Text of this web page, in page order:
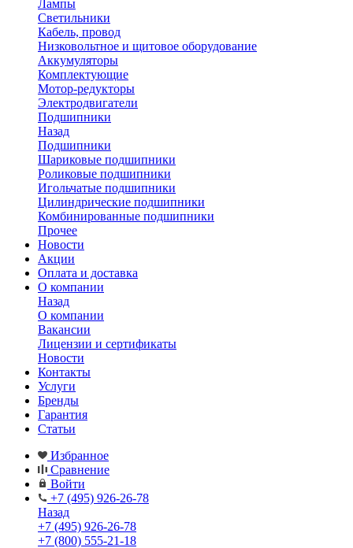
Лампы
Светильники
Кабель, провод
Низковольтное и щитовое оборудование
Аккумуляторы
Комплектующие
Мотор-редукторы
Электродвигатели
Подшипники
Назад
Подшипники
Шариковые подшипники
Роликовые подшипники
Игольчатые подшипники
Цилиндрические подшипники
Комбинированные подшипники
Прочее
Новости
Акции
Оплата и доставка
О компании
Назад
О компании
Вакансии
Лицензии и сертификаты
Новости
Контакты
Услуги
Бренды
Гарантия
Статьи
Избранное
Сравнение
Войти
+7 (495) 926-26-78
Назад
+7 (495) 926-26-78
+7 (800) 555-21-18